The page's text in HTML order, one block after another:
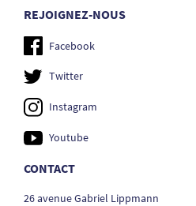
REJOIGNEZ-NOUS
Facebook
Twitter
Instagram
Youtube
CONTACT
26 avenue Gabriel Lippmann